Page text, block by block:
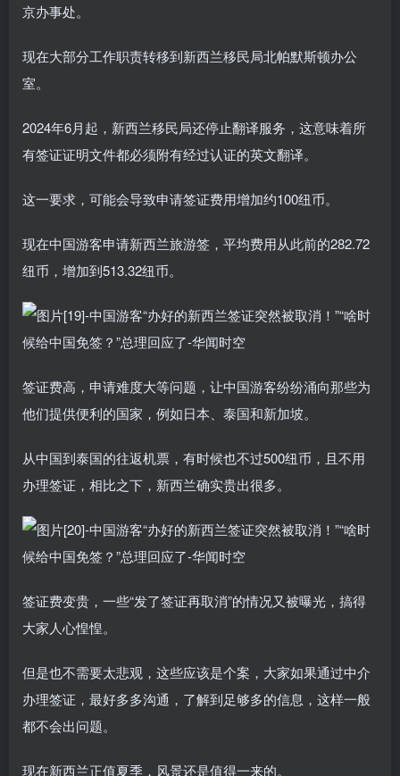
京办事处。
现在大部分工作职责转移到新西兰移民局北帕默斯顿办公
室。
2024年6月起，新西兰移民局还停止翻译服务，这意味着所
有签证证明文件都必须附有经过认证的英文翻译。
这一要求，可能会导致申请签证费用增加约100纽币。
现在中国游客申请新西兰旅游签，平均费用从此前的282.72
纽币，增加到513.32纽币。
签证费高，申请难度大等问题，让中国游客纷纷涌向那些为
他们提供便利的国家，例如日本、泰国和新加坡。
从中国到泰国的往返机票，有时候也不过500纽币，且不用
办理签证，相比之下，新西兰确实贵出很多。
签证费变贵，一些“发了签证再取消”的情况又被曝光，搞得
大家人心惶惶。
但是也不需要太悲观，这些应该是个案，大家如果通过中介
办理签证，最好多多沟通，了解到足够多的信息，这样一般
都不会出问题。
现在新西兰正值夏季，风景还是值得一来的。